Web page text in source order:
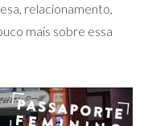
relacionamento,
mais sobre essa